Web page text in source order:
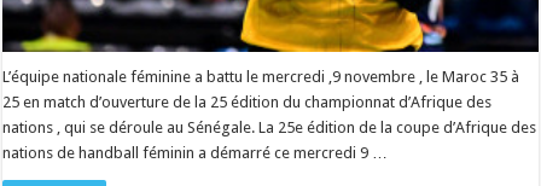
L’équipe nationale féminine a battu le mercredi ,9 novembre , le Maroc 35 à
25 en match d’ouverture de la 25 édition du championnat d’Afrique des
nations , qui se déroule au Sénégale. La 25e édition de la coupe d’Afrique des
nations de handball féminin a démarré ce mercredi 9 …